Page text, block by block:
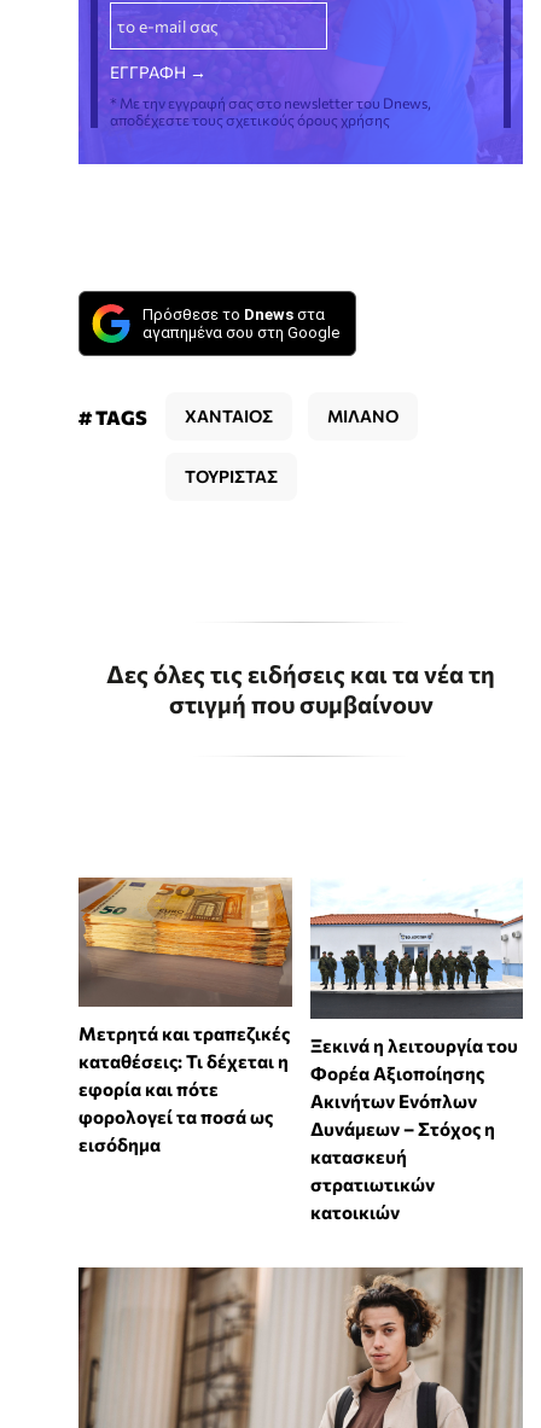
* Με την εγγραφή σας στο newsletter του Dnews,
αποδέχεστε τους σχετικούς όρους χρήσης
Πρόσθεσε το Dnews στα
αγαπημένα σου στη Google
# TAGS ΧΑΝΤΑΙΟΣ ΜΙΛΑΝΟ
ΤΟΥΡΙΣΤΑΣ
Δες όλες τις ειδήσεις και τα νέα τη
στιγμή που συμβαίνουν
Μετρητά και τραπεζικές
καταθέσεις: Τι δέχεται η
εφορία και πότε
φορολογεί τα ποσά ως
εισόδημα
Ξεκινά η λειτουργία του
Φορέα Αξιοποίησης
Ακινήτων Ενόπλων
Δυνάμεων – Στόχος η
κατασκευή
στρατιωτικών
κατοικιών